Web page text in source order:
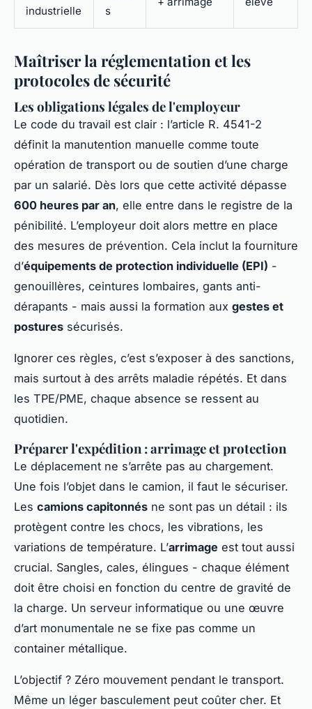
industrielle
s
Maîtriser la réglementation et les
protocoles de sécurité
Les obligations légales de l'employeur
Le code du travail est clair : l’article R. 4541-2
définit la manutention manuelle comme toute
opération de transport ou de soutien d’une charge
par un salarié. Dès lors que cette activité dépasse
600 heures par an, elle entre dans le registre de la
pénibilité. L’employeur doit alors mettre en place
des mesures de prévention. Cela inclut la fourniture
d’équipements de protection individuelle (EPI) -
genouillères, ceintures lombaires, gants anti-
dérapants - mais aussi la formation aux gestes et
postures sécurisés.
Ignorer ces règles, c’est s’exposer à des sanctions,
mais surtout à des arrêts maladie répétés. Et dans
les TPE/PME, chaque absence se ressent au
quotidien.
Préparer l'expédition : arrimage et protection
Le déplacement ne s’arrête pas au chargement.
Une fois l’objet dans le camion, il faut le sécuriser.
Les camions capitonnés ne sont pas un détail : ils
protègent contre les chocs, les vibrations, les
variations de température. L’arrimage est tout aussi
crucial. Sangles, cales, élingues - chaque élément
doit être choisi en fonction du centre de gravité de
la charge. Un serveur informatique ou une œuvre
d’art monumentale ne se fixe pas comme un
container métallique.
L’objectif ? Zéro mouvement pendant le transport.
Même un léger basculement peut coûter cher. Et